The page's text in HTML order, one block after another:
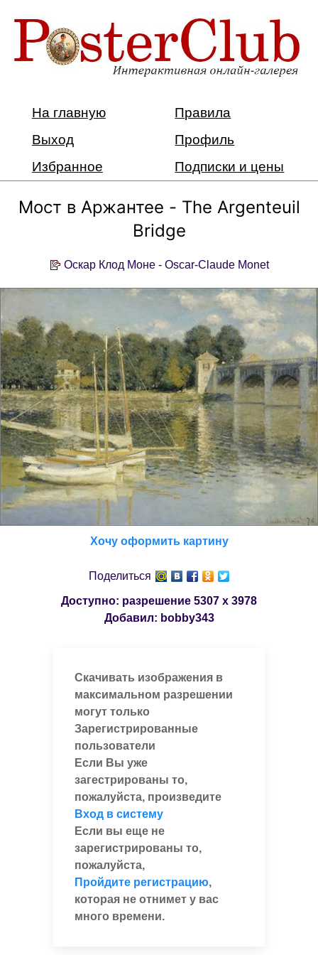
На главную
Правила
Выход
Профиль
Избранное
Подписки и цены
Мост в Аржантее - The Argenteuil
Bridge
Оскар Клод Моне - Oscar-Claude Monet
Хочу оформить картину
Поделиться
Доступно: разрешение 5307 x 3978
Добавил: bobby343
Скачивать изображения в
максимальном разрешении
могут только
Зарегистрированные
пользователи
Если Вы уже
загестрированы то,
пожалуйста, произведите
Вход в систему
Если вы еще не
зарегистрированы то,
пожалуйста,
Пройдите регистрацию,
которая не отнимет у вас
много времени.